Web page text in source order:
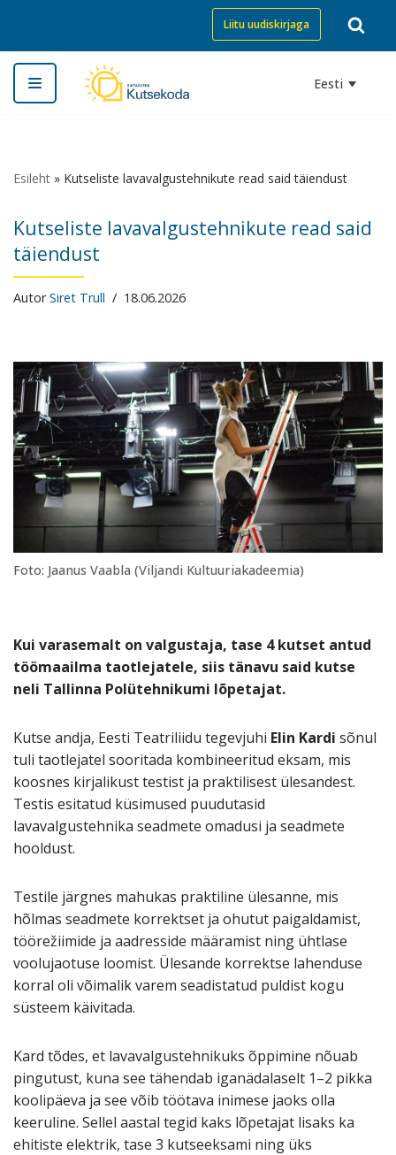
Skip
to
content
Liitu uudiskirjaga
Eesti
Esileht » Kutseliste lavavalgustehnikute read said täiendust
Kutseliste lavavalgustehnikute read said
täiendust
AutorSiret Trull 18.06.2026
Foto: Jaanus Vaabla (Viljandi Kultuuriakadeemia)
Kui varasemalt on valgustaja, tase 4 kutset antud
töömaailma taotlejatele, siis tänavu said kutse
neli Tallinna Polütehnikumi lõpetajat.
Kutse andja, Eesti Teatriliidu tegevjuhi Elin Kardi sõnul
tuli taotlejatel sooritada kombineeritud eksam, mis
koosnes kirjalikust testist ja praktilisest ülesandest.
Testis esitatud küsimused puudutasid
lavavalgustehnika seadmete omadusi ja seadmete
hooldust.
Testile järgnes mahukas praktiline ülesanne, mis
hõlmas seadmete korrektset ja ohutut paigaldamist,
töörežiimide ja aadresside määramist ning ühtlase
voolujaotuse loomist. Ülesande korrektse lahenduse
korral oli võimalik varem seadistatud puldist kogu
süsteem käivitada.
Kard tõdes, et lavavalgustehnikuks õppimine nõuab
pingutust, kuna see tähendab iganädalaselt 1–2 pikka
koolipäeva ja see võib töötava inimese jaoks olla
keeruline. Sellel aastal tegid kaks lõpetajat lisaks ka
ehitiste elektrik, tase 3 kutseeksami ning üks